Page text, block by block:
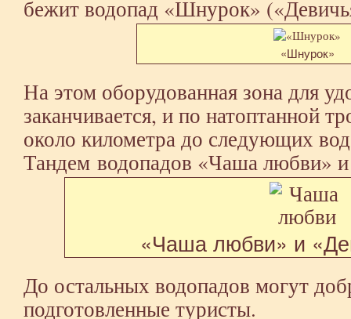
бежит водопад «Шнурок»
«Шнурок»
На этом оборудованная зона для
заканчивается, и по натоптанной
около километра до следующих
Тандем водопадов «Чаша любви»
«Чаша любви» и
До остальных водопадов могут
подготовленные туристы.